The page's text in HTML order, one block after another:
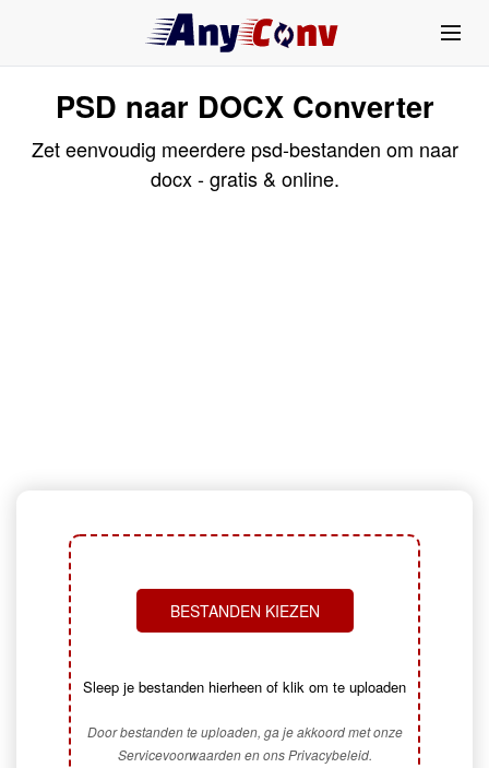
PSD naar DOCX Converter
Zet eenvoudig meerdere psd-bestanden om naar
docx - gratis & online.
BESTANDEN KIEZEN
Sleep je bestanden hierheen of klik om te uploaden
Door bestanden te uploaden, ga je akkoord met onze
Servicevoorwaarden en ons Privacybeleid.